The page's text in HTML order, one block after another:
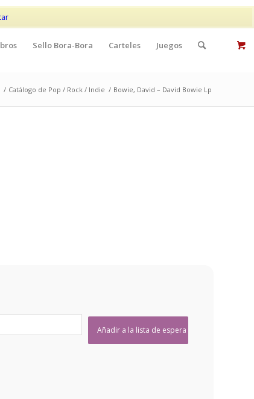
Mi cuenta Contacto
Sello Bora-Bora Carteles Juegos
/ Catálogo de Pop / Rock / Indie / Bowie, David – David Bowie Lp